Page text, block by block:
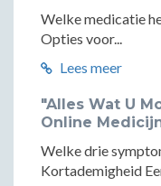
Welke medicatie
Opties voor...
Lees meer
"Alles Wat U
Online
Welke drie
Kortademigheid